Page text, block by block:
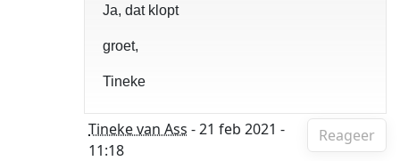
Ja, dat klopt
groet,
Tineke
Reageer
Tineke van Ass - 21 feb 2021 -
11:18